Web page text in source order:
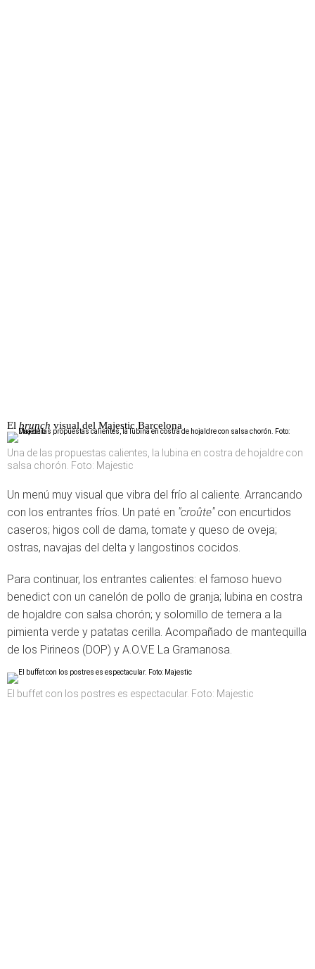
El brunch visual del Majestic Barcelona
Una de las propuestas calientes, la lubina en costra de hojaldre con
salsa chorón. Foto: Majestic
Un menú muy visual que vibra del frío al caliente. Arrancando
con los entrantes fríos. Un paté en "croûte"con encurtidos
caseros; higos coll de dama, tomate y queso de oveja;
ostras, navajas del delta y langostinos cocidos.
Para continuar, los entrantes calientes: el famoso huevo
benedict con un canelón de pollo de granja; lubina en costra
de hojaldre con salsa chorón; y solomillo de ternera a la
pimienta verde y patatas cerilla. Acompañado de mantequilla
de los Pirineos (DOP) y A.O.V.E La Gramanosa.
El buffet con los postres es espectacular. Foto: Majestic